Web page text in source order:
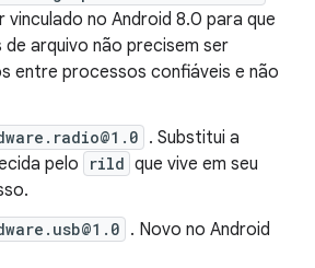
vinculado no Android 8.0 para que
arquivo não precisem ser
entre processos confiáveis ​​e não
. Substitui a
pelo
rild que vive em seu
. Novo no Android